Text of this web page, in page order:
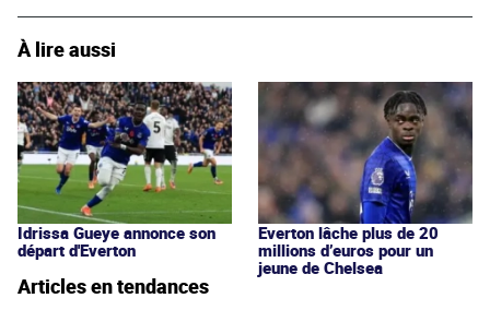
À lire aussi
Idrissa Gueye annonce son
départ d'Everton
Everton lâche plus de 20
millions d’euros pour un
jeune de Chelsea
Articles en tendances